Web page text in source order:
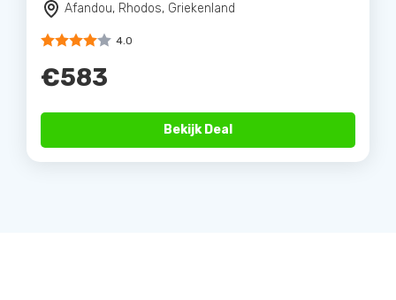
Afandou, Rhodos, Griekenland
4.0
€583
Bekijk Deal